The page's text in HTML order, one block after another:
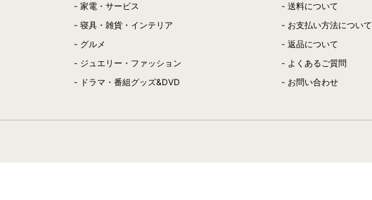
家電・サービス
寝具・雑貨・インテリア
グルメ
ジュエリー・ファッション
ドラマ・番組グッズ&DVD
送料について
お支払い方法について
返品について
よくあるご質問
お問い合わせ